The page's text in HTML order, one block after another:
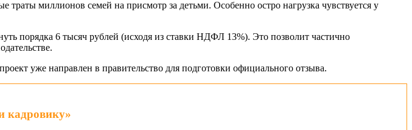
миллионов семей на присмотр за детьми. Особенно остро нагрузка чувствуется у
порядка 6 тысяч рублей (исходя из ставки НДФЛ 13%). Это позволит частично
уже направлен в правительство для подготовки официального отзыва.
кадровику»